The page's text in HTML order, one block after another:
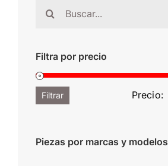
Buscar:
Filtra por precio
Filtrar Precio:
Piezas por marcas y modelos